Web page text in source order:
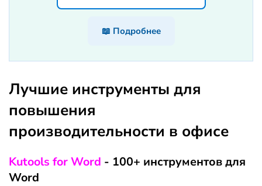
📖 Подробнее
Лучшие инструменты для
повышения
производительности в офисе
Kutools for Word - 100+ инструментов для
Word